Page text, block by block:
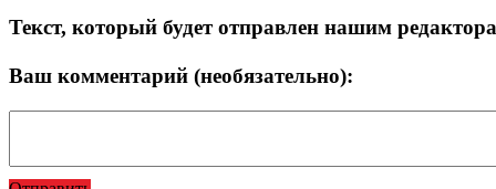
Текст, который будет отправлен нашим
Ваш комментарий (необязательно):